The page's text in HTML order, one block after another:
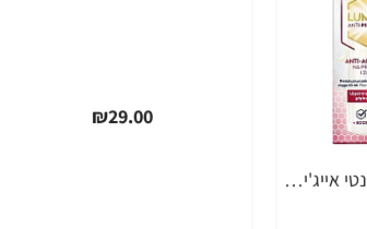
ניוואה לומינוס סרום אנטי אייג'ינג לטיפול בכתמים כהים 30 מ"ל - מבית NIVEA
₪29.00